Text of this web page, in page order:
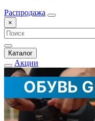
Распродажа
×
Каталог
Акции